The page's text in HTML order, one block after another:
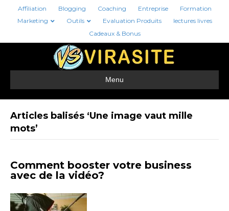
Affiliation Blogging Coaching Entreprise
Formation
Marketing
Outils Evaluation Produits
lectures livres
Cadeaux & Bonus
Menu
Articles balisés ‘Une image vaut mille
mots’
Comment booster votre business
avec de la vidéo?